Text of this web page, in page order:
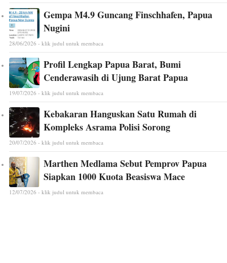
Gempa M4.9 Guncang Finschhafen, Papua
Nugini
28/06/2026 - klik judul untuk membaca
Profil Lengkap Papua Barat, Bumi
Cenderawasih di Ujung Barat Papua
19/07/2026 - klik judul untuk membaca
Kebakaran Hanguskan Satu Rumah di
Kompleks Asrama Polisi Sorong
20/07/2026 - klik judul untuk membaca
Marthen Medlama Sebut Pemprov Papua
Siapkan 1000 Kuota Beasiswa Mace
12/07/2026 - klik judul untuk membaca